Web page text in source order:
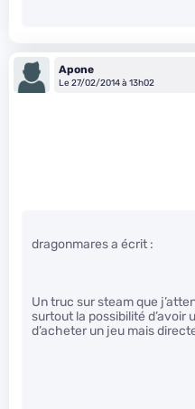
Apone
Le 27/02/2014 à 13h02
dragonmares a écrit :
Un truc sur steam que
surtout la possibilité d’avoir
d’acheter un jeu mais